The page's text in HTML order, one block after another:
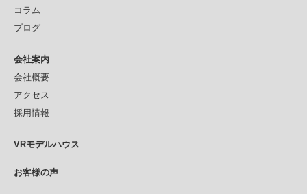
コラム
ブログ
会社案内
会社概要
アクセス
採用情報
VRモデルハウス
お客様の声